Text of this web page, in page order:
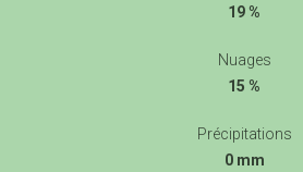
19 %
Nuages
15 %
Précipitations
0 mm